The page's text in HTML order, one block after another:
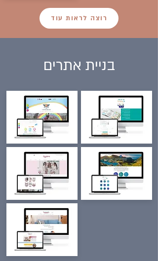
רוצה לראות עוד
בניית אתרים